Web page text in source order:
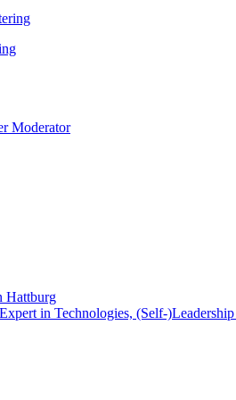
Moderator
Hattburg
in Technologies, (Self-